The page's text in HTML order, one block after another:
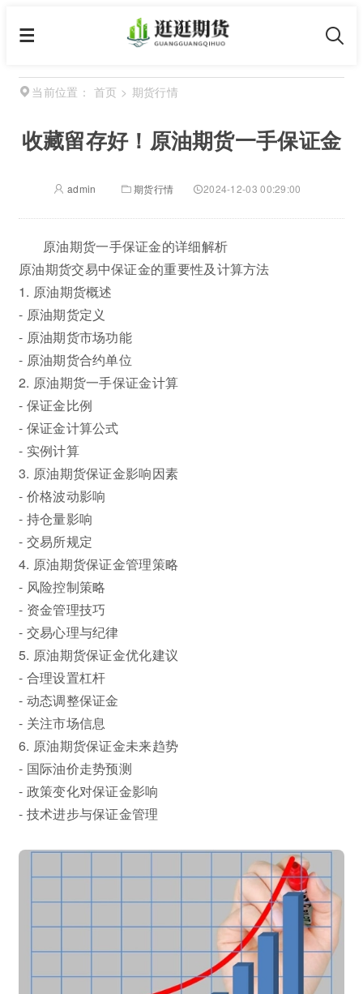
当前位置： 首页 > 期货行情
收藏留存好！原油期货一手保证金
admin 期货行情 2024-12-03 00:29:00
原油期货一手保证金的详细解析
原油期货交易中保证金的重要性及计算方法
1. 原油期货概述
- 原油期货定义
- 原油期货市场功能
- 原油期货合约单位
2. 原油期货一手保证金计算
- 保证金比例
- 保证金计算公式
- 实例计算
3. 原油期货保证金影响因素
- 价格波动影响
- 持仓量影响
- 交易所规定
4. 原油期货保证金管理策略
- 风险控制策略
- 资金管理技巧
- 交易心理与纪律
5. 原油期货保证金优化建议
- 合理设置杠杆
- 动态调整保证金
- 关注市场信息
6. 原油期货保证金未来趋势
- 国际油价走势预测
- 政策变化对保证金影响
- 技术进步与保证金管理